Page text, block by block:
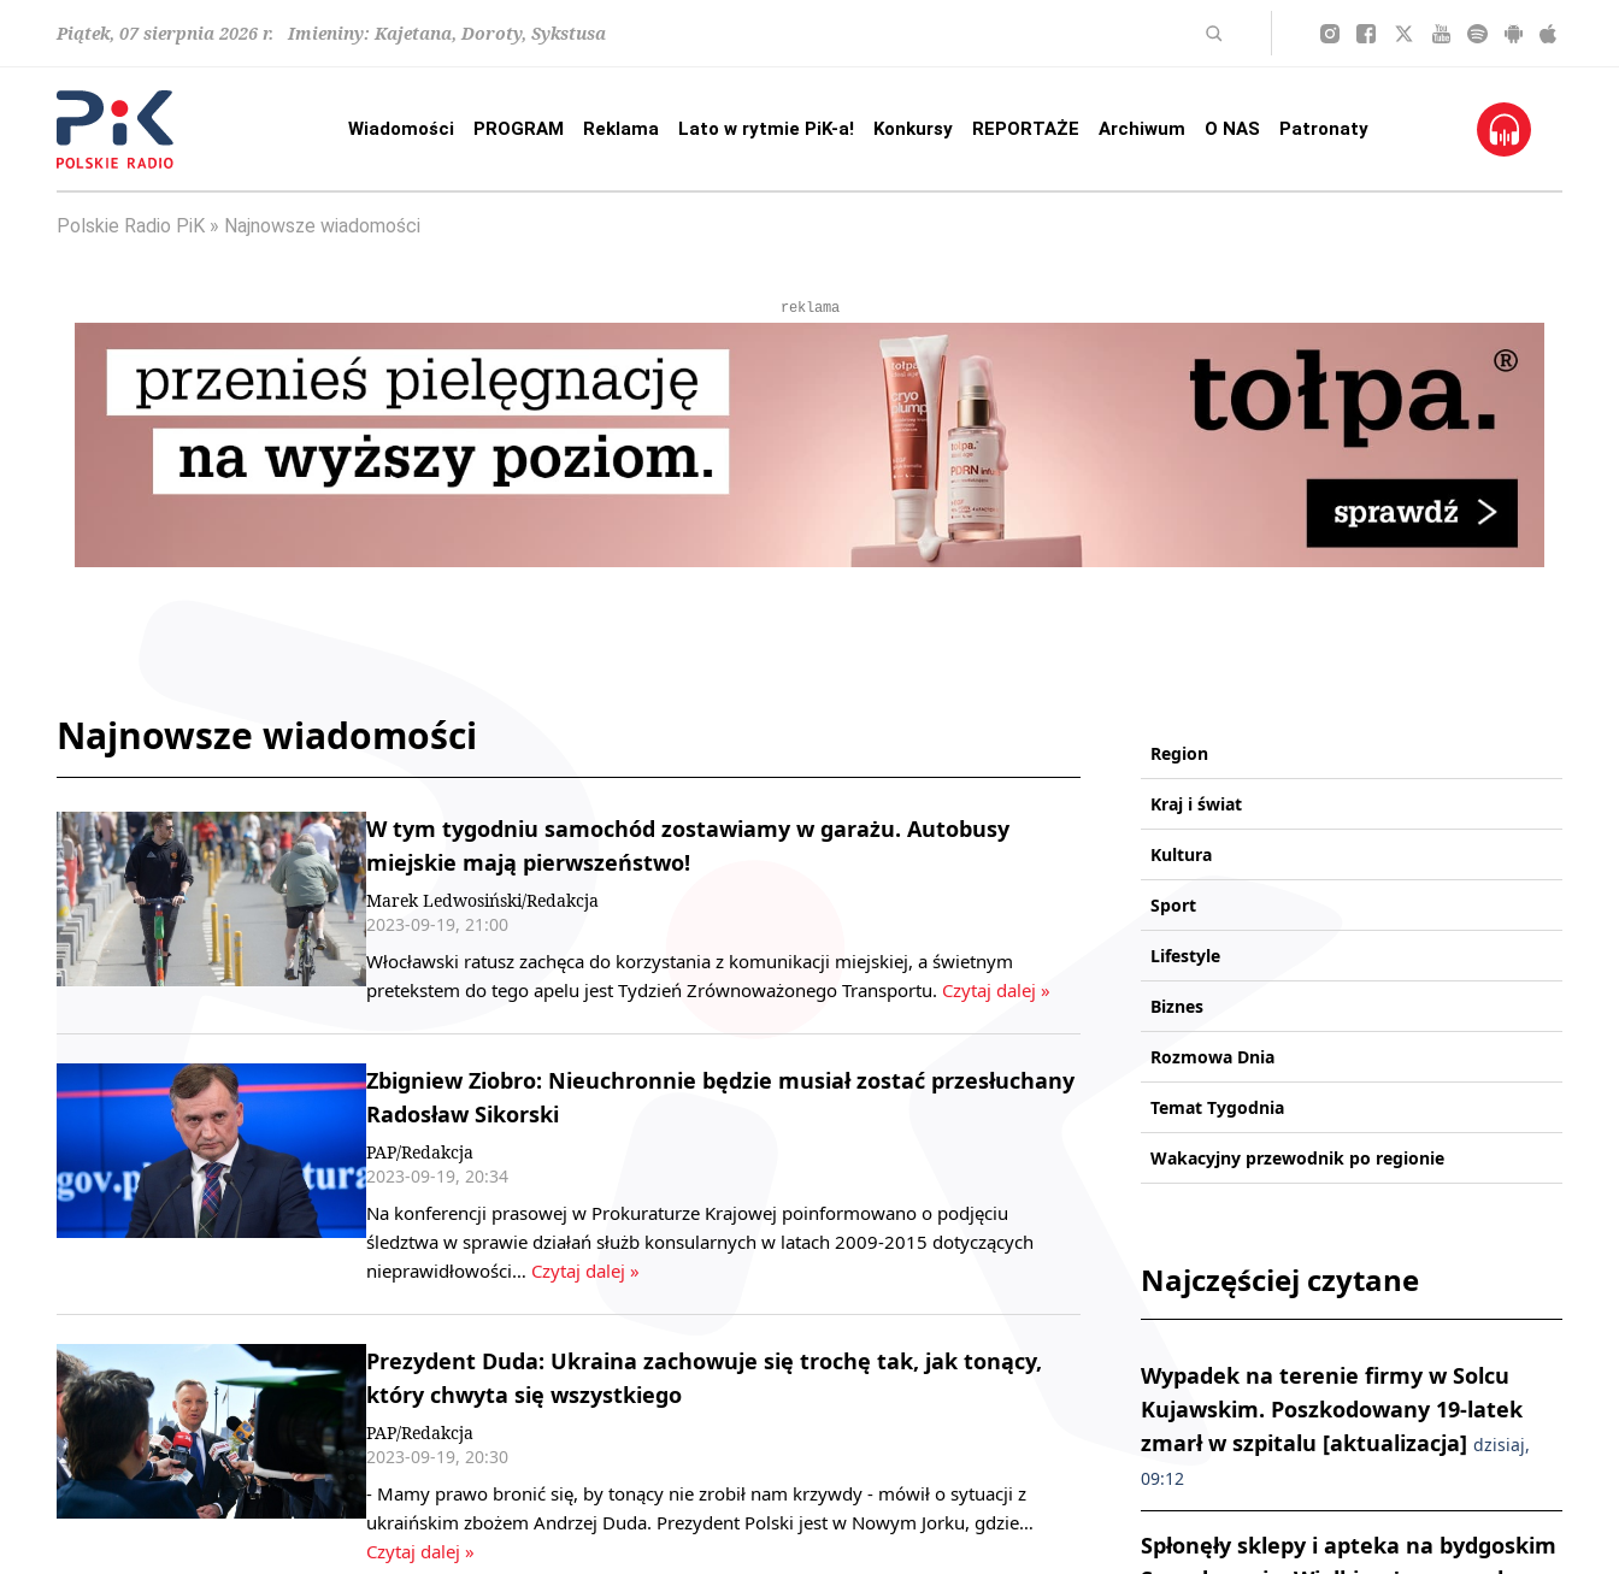
Piątek, 07 sierpnia 2026 r. Imieniny: Kajetana, Doroty, Sykstusa
Wiadomości PROGRAM Reklama Lato w rytmie PiK-a! Konkursy REPORTAŻE Archiwum O NAS Patronaty
Polskie Radio PiK Najnowsze wiadomości
reklama
Najnowsze wiadomości
W tym tygodniu samochód zostawiamy w garażu. Autobusy
miejskie mają pierwszeństwo!
Marek Ledwosiński/Redakcja
2023-09-19, 21:00
Włocławski ratusz zachęca do korzystania z komunikacji miejskiej, a świetnym
pretekstem do tego apelu jest Tydzień Zrównoważonego Transportu. Czytaj dalej »
Zbigniew Ziobro: Nieuchronnie będzie musiał zostać przesłuchany
Radosław Sikorski
PAP/Redakcja
2023-09-19, 20:34
Na konferencji prasowej w Prokuraturze Krajowej poinformowano o podjęciu
śledztwa w sprawie działań służb konsularnych w latach 2009-2015 dotyczących
nieprawidłowości… Czytaj dalej »
Prezydent Duda: Ukraina zachowuje się trochę tak, jak tonący,
który chwyta się wszystkiego
PAP/Redakcja
2023-09-19, 20:30
- Mamy prawo bronić się, by tonący nie zrobił nam krzywdy - mówił o sytuacji z
ukraińskim zbożem Andrzej Duda. Prezydent Polski jest w Nowym Jorku, gdzie…
Czytaj dalej »
Region
Kraj i świat
Kultura
Sport
Lifestyle
Biznes
Rozmowa Dnia
Temat Tygodnia
Wakacyjny przewodnik po regionie
Najczęściej czytane
Wypadek na terenie firmy w Solcu
Kujawskim. Poszkodowany 19-latek
zmarł w szpitalu [aktualizacja] dzisiaj,
09:12
Spłonęły sklepy i apteka na bydgoskim